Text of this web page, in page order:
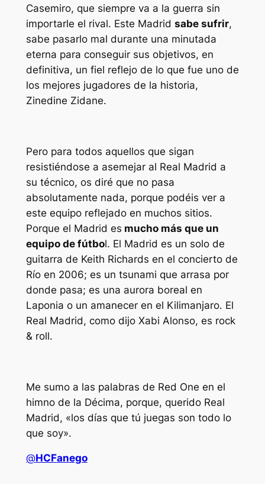
Casemiro, que siempre va a la guerra sin
importarle el rival. Este Madrid sabe sufrir,
sabe pasarlo mal durante una minutada
eterna para conseguir sus objetivos, en
definitiva, un fiel reflejo de lo que fue uno de
los mejores jugadores de la historia,
Zinedine Zidane.
Pero para todos aquellos que sigan
resistiéndose a asemejar al Real Madrid a
su técnico, os diré que no pasa
absolutamente nada, porque podéis ver a
este equipo reflejado en muchos sitios.
Porque el Madrid es mucho más que un
equipo de fútbol. El Madrid es un solo de
guitarra de Keith Richards en el concierto de
Río en 2006; es un tsunami que arrasa por
donde pasa; es una aurora boreal en
Laponia o un amanecer en el Kilimanjaro. El
Real Madrid, como dijo Xabi Alonso, es rock
& roll.
Me sumo a las palabras de Red One en el
himno de la Décima, porque, querido Real
Madrid, «los días que tú juegas son todo lo
que soy».
@HCFanego